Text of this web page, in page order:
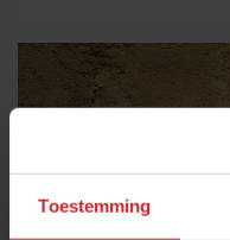
Toestemming